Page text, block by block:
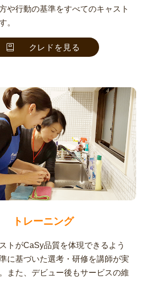
や行動の基準をすべてのキャスト
。
クレドを見る
トレーニング
トがCaSy品質を体現できるよう
に基づいた選考・研修を講師が実
また、デビュー後もサービスの維